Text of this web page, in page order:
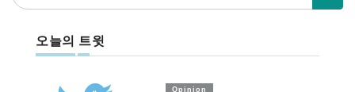
오늘의 트윗
Opinion